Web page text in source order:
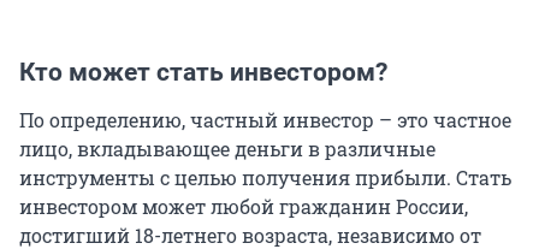
Кто может стать инвестором?
По определению, частный инвестор – это частное
лицо, вкладывающее деньги в различные
инструменты с целью получения прибыли. Стать
инвестором может любой гражданин России,
достигший 18-летнего возраста, независимо от